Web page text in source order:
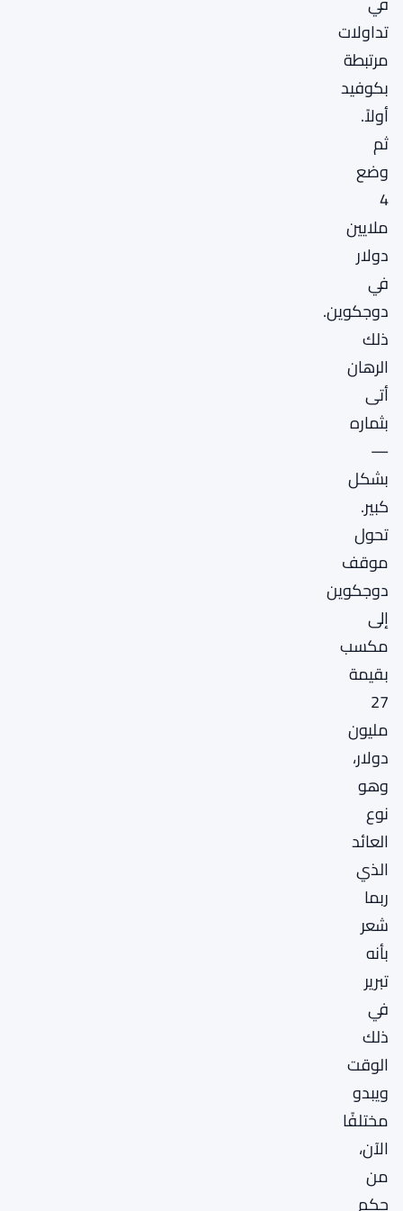
تداولات
مرتبطة
بكوفيد
أولاً.
ثم
وضع
4
ملايين
دولار
في
دوجكوين.
ذلك
الرهان
أتى
بثماره
—
بشكل
كبير.
تحول
موقف
دوجكوين
إلى
مكسب
بقيمة
27
مليون
دولار،
وهو
نوع
العائد
الذي
ربما
شعر
بأنه
تبرير
في
ذلك
الوقت
ويبدو
مختلفًا
الآن،
من
حكم